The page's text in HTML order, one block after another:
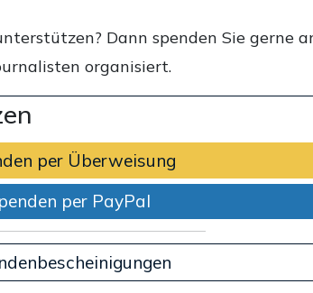
Dann spenden Sie gerne
organisiert.
per Überweisung
per PayPal